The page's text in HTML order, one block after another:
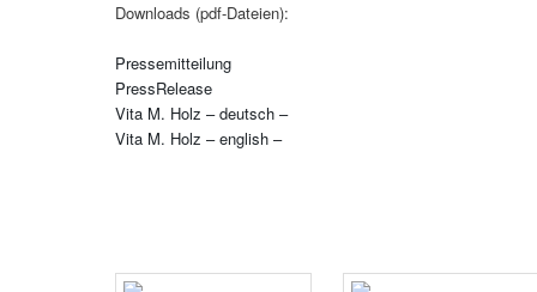
Downloads (pdf-Dateien):
Pressemitteilung
PressRelease
Vita M. Holz – deutsch –
Vita M. Holz – english –